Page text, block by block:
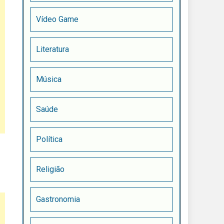
Vídeo Game
Literatura
Música
Saúde
Política
Religião
Gastronomia